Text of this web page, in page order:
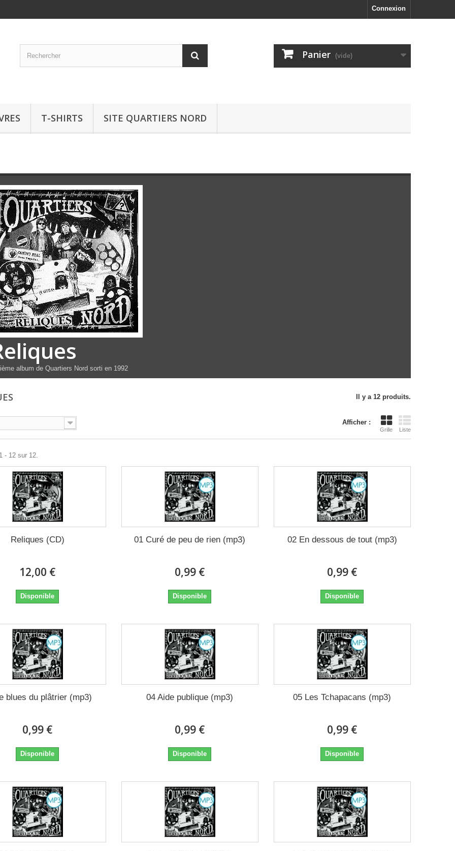
Connexion
Panier (vide)
T-SHIRTS SITE QUARTIERS NORD
album de Quartiers Nord sorti en 1992
Il y a 12 produits.
Afficher :
Grille Liste
- 12 sur 12.
Reliques (CD)
12,00 €
Disponible
01 Curé de peu de rien (mp3)
0,99 €
Disponible
02 En dessous de tout (mp3)
0,99 €
Disponible
blues du plâtrier (mp3)
0,99 €
Disponible
04 Aide publique (mp3)
0,99 €
Disponible
05 Les Tchapacans (mp3)
0,99 €
Disponible